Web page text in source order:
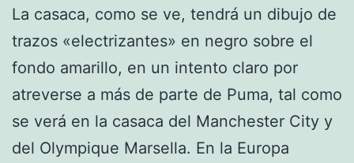
La casaca, como se ve, tendrá un dibujo de
trazos «electrizantes» en negro sobre el
fondo amarillo, en un intento claro por
atreverse a más de parte de Puma, tal como
se verá en la casaca del Manchester City y
del Olympique Marsella. En la Europa